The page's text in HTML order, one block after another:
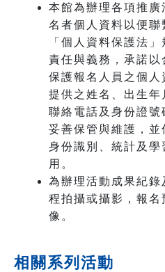
本館為辦理各項推廣
名者個人資料以便聯
「個人資料保護法
責任與義務，承諾以
保護報名人員之個
提供之姓名、出生年
聯絡電話及身份證
妥善保管與維護，並
身份識別、統計及學
用。
為辦理活動成果紀錄
程拍攝或攝影，報名
像。
相關系列活動